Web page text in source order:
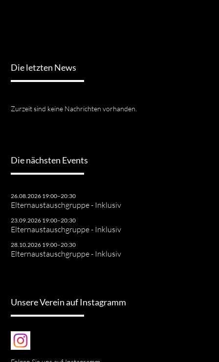
Die letzten News
Zurzeit sind keine Nachrichten vorhanden.
Die nächsten Events
26.08.2026 19:00–20:30
Elternaustauschgruppe - Inklusiv
23.09.2026 19:00–20:30
Elternaustauschgruppe - Inklusiv
28.10.2026 19:00–20:30
Elternaustauschgruppe - Inklusiv
Unsere Verein auf Instagramm